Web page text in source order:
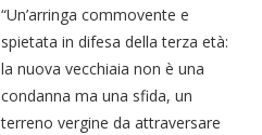
“Un’arringa commovente e
spietata in difesa della terza età:
la nuova vecchiaia non è una
condanna ma una sfida, un
terreno vergine da attraversare